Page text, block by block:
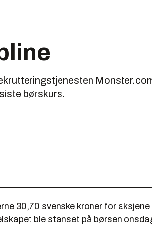
børskurs.
30,70 svenske kroner for aksjene
ble stanset på børsen